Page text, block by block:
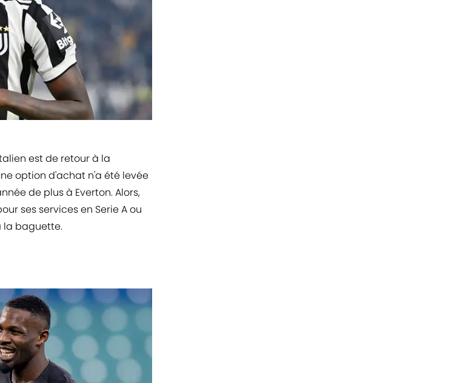
est de retour à la
option d'achat n'a été levée
de plus à Everton. Alors,
ses services en Serie A ou
la baguette.